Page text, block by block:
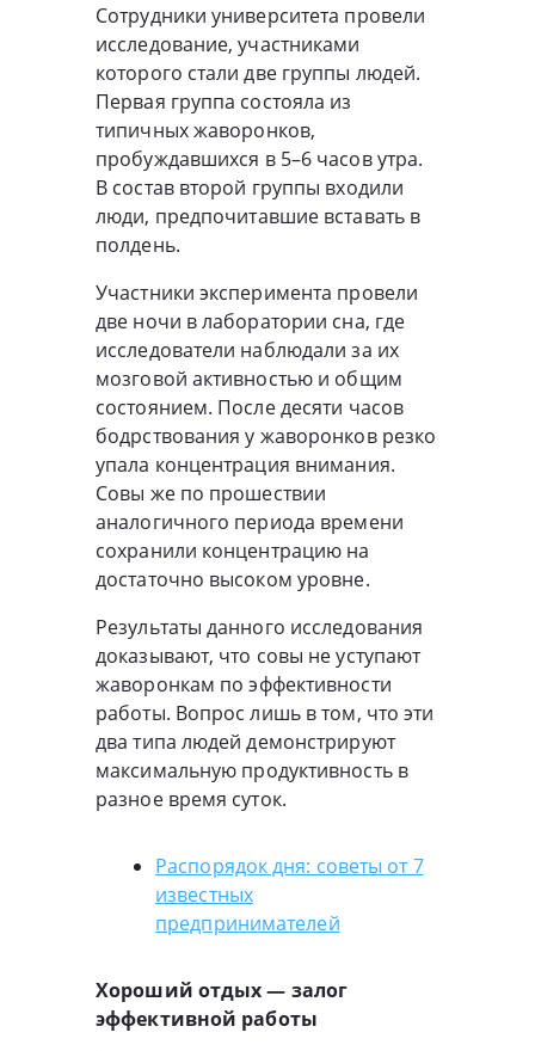
Сотрудники университета провели
исследование, участниками
которого стали две группы людей.
Первая группа состояла из
типичных жаворонков,
пробуждавшихся в 5–6 часов утра.
В состав второй группы входили
люди, предпочитавшие вставать в
полдень.
Участники эксперимента провели
две ночи в лаборатории сна, где
исследователи наблюдали за их
мозговой активностью и общим
состоянием. После десяти часов
бодрствования у жаворонков резко
упала концентрация внимания.
Совы же по прошествии
аналогичного периода времени
сохранили концентрацию на
достаточно высоком уровне.
Результаты данного исследования
доказывают, что совы не уступают
жаворонкам по эффективности
работы. Вопрос лишь в том, что эти
два типа людей демонстрируют
максимальную продуктивность в
разное время суток.
Распорядок дня: советы от 7
известных
предпринимателей
Хороший отдых — залог
эффективной работы